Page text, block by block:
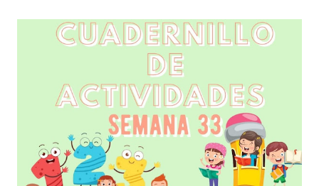
docentes y alumnos. Con mucho entusiasmo agradecemos a los
autores de este grandioso material. Recordamos también que
nosotros únicamente lo compartimos con fines informativos y
educativos en nuestra labor como agentes de la educación. 👏
Obtén Examen y Respuestas aquí 👇👇👇 Examen Trimestral 5to
Grado Hoja de Respuestas 5to Grado